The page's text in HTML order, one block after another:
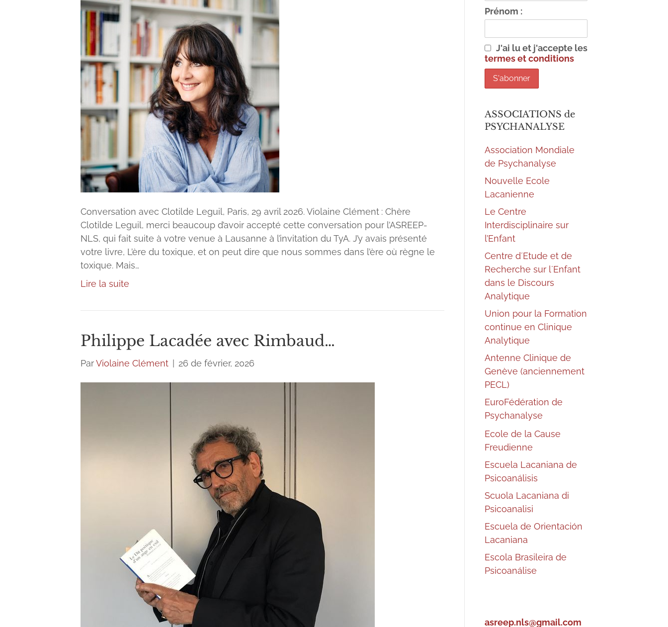
Conversation avec Clotilde Leguil, Paris, 29 avril 2026. Violaine Clément : Chère
Clotilde Leguil, merci beaucoup d’avoir accepté cette conversation pour l’ASREEP-
NLS, qui fait suite à votre venue à Lausanne à l’invitation du TyA. J’y avais présenté
votre livre, L’ère du toxique, et on peut dire que nous sommes dans l’ère où règne le
toxique. Mais…
Lire la suite
Philippe Lacadée avec Rimbaud…
ParViolaine Clément 26 de février, 2026
Prénom :
J'ai lu et j'accepte les
termes et conditions
ASSOCIATIONS de
PSYCHANALYSE
Association Mondiale
de Psychanalyse
Nouvelle Ecole
Lacanienne
Le Centre
Interdisciplinaire sur
l’Enfant
Centre d´Etude et de
Recherche sur l´Enfant
dans le Discours
Analytique
Union pour la Formation
continue en Clinique
Analytique
Antenne Clinique de
Genève (anciennement
PECL)
EuroFédération de
Psychanalyse
Ecole de la Cause
Freudienne
Escuela Lacaniana de
Psicoanálisis
Scuola Lacaniana di
Psicoanalisi
Escuela de Orientación
Lacaniana
Escola Brasileira de
Psicoanálise
asreep.nls@gmail.com